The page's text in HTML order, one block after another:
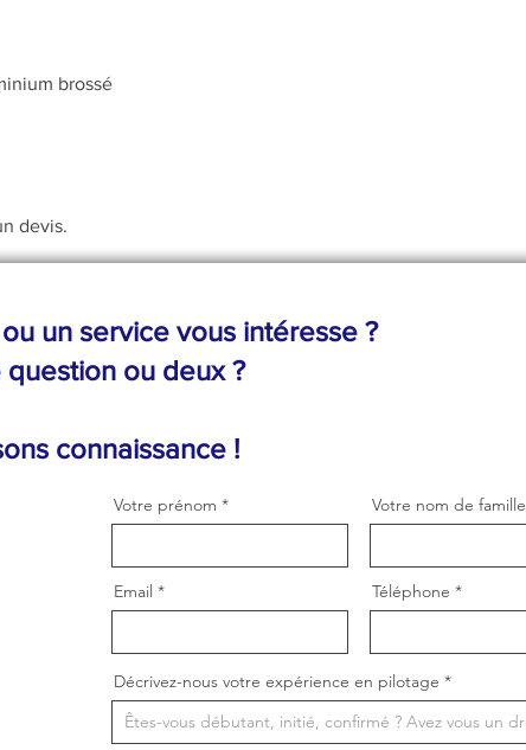
brossé
devis.
un service vous intéresse ?
question ou deux ?
connaissance !
Votre prénom
Email
Votre nom de famille
Téléphone
Décrivez-nous votre expérience en pilotage